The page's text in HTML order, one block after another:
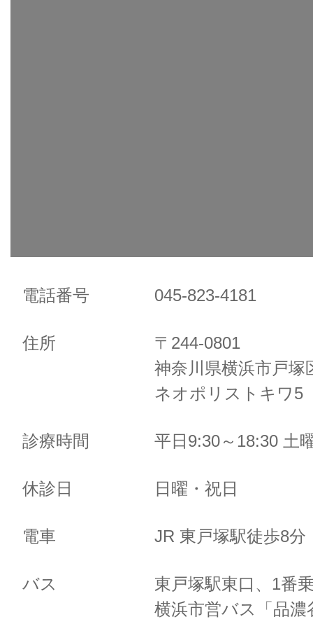
電話番号 045-823-4181
住所
〒244-0801
神奈川県横浜市戸塚
ネオポリストキワ
診療時間 平日9:30～18:30 土
休診日 日曜・祝日
電車 JR 東戸塚駅徒歩8
バス
東戸塚駅東口、1番
横浜市営バス「品